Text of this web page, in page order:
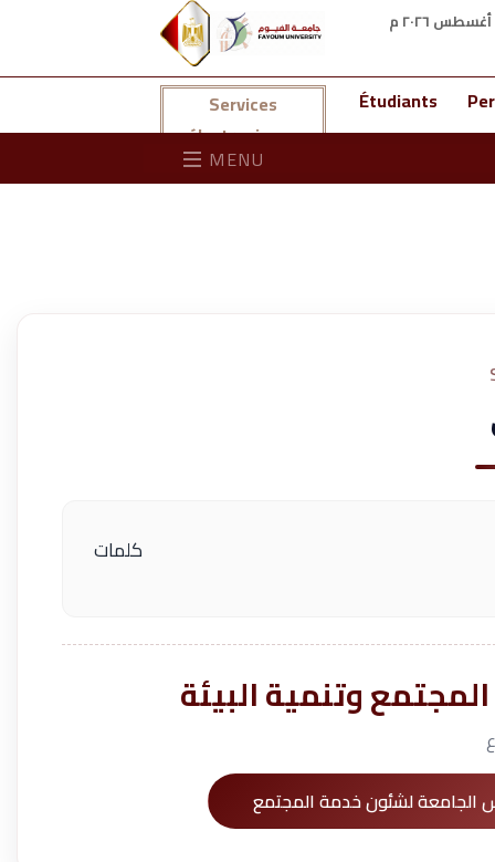
Total Visitors: 45387805 | Current Visitors: 1565
Services
électroniques
Étudiants
MENU
كلمات
وتنمية البيئة
الجامعة لشئون خدمة المجتمع